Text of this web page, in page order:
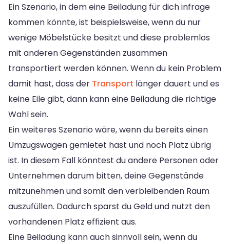
Ein Szenario, in dem eine Beiladung für dich infrage
kommen könnte, ist beispielsweise, wenn du nur
wenige Möbelstücke besitzt und diese problemlos
mit anderen Gegenständen zusammen
transportiert werden können. Wenn du kein Problem
damit hast, dass der Transport länger dauert und es
keine Eile gibt, dann kann eine Beiladung die richtige
Wahl sein.
Ein weiteres Szenario wäre, wenn du bereits einen
Umzugswagen gemietet hast und noch Platz übrig
ist. In diesem Fall könntest du andere Personen oder
Unternehmen darum bitten, deine Gegenstände
mitzunehmen und somit den verbleibenden Raum
auszufüllen. Dadurch sparst du Geld und nutzt den
vorhandenen Platz effizient aus.
Eine Beiladung kann auch sinnvoll sein, wenn du